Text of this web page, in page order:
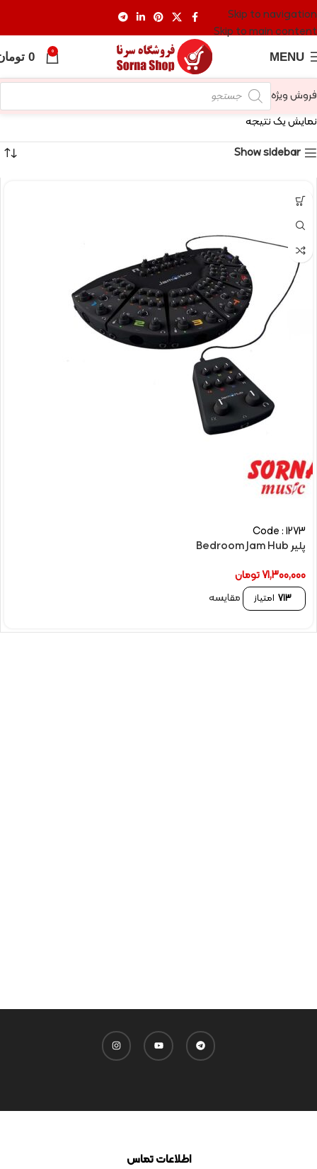
Skip to navigation
Skip to main content
MENU
0
0
فروش ویژه
نمایش یک نتیجه
Show sidebar
Code : 1273
پلیر Bedroom Jam Hub
71,300,000تومان
713 امتیاز مقایسه
اطلاعات تماس